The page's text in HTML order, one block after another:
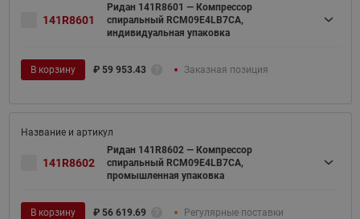
141R8601
Ридан 141R8601 — Компрессор
спиральный RCM09E4LB7CA,
индивидуальная упаковка
В корзину ₽ 59 953.43 Заказная позиция
141R8602
Ридан 141R8602 — Компрессор
спиральный RCM09E4LB7CA,
промышленная упаковка
В корзину ₽ 56 619.69 Регулярные поставки